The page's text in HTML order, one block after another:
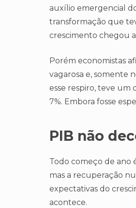
auxílio emergencial
transformação que
crescimento chegou
Porém economistas
vagarosa e, somente
esse respiro, teve um
7%. Embora fosse
PIB não
Todo começo de ano
mas a recuperação
expectativas do
acontece.